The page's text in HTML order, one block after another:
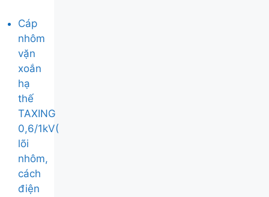
Cáp
nhôm
vặn
xoắn
hạ
thế
TAXING
0,6/1kV(
lõi
nhôm,
cách
điện